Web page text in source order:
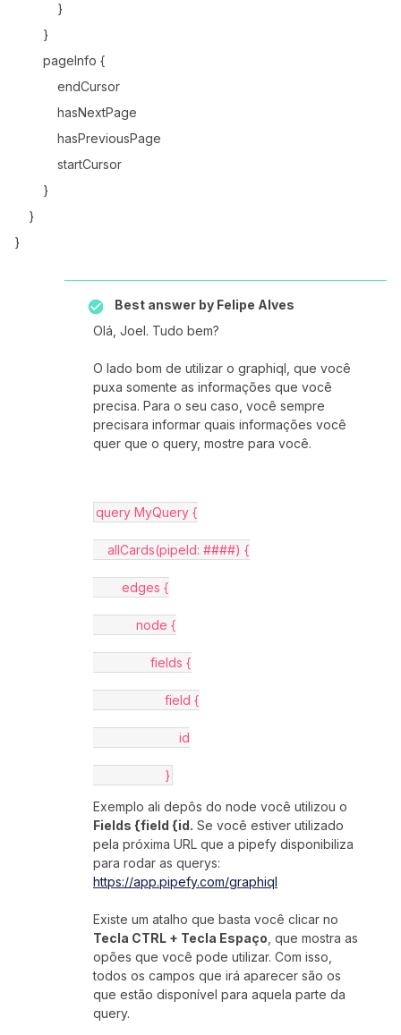
}
}
pageInfo {
endCursor
hasNextPage
hasPreviousPage
startCursor
}
}
}
Best answer by Felipe Alves
Olá, Joel. Tudo bem?
O lado bom de utilizar o graphiql, que você
puxa somente as informações que você
precisa. Para o seu caso, você sempre
precisara informar quais informações você
quer que o query, mostre para você.
query MyQuery {
    allCards(pipeId: ####) {
        edges {
            node {
                fields {
                    field {
                        id
                    }
Exemplo ali depôs do node você utilizou o
Fields {field {id. Se você estiver utilizado
pela próxima URL que a pipefy disponibiliza
para rodar as querys:
https://app.pipefy.com/graphiql
Existe um atalho que basta você clicar no
Tecla CTRL + Tecla Espaço , que mostra as
opões que você pode utilizar. Com isso,
todos os campos que irá aparecer são os
que estão disponível para aquela parte da
query.